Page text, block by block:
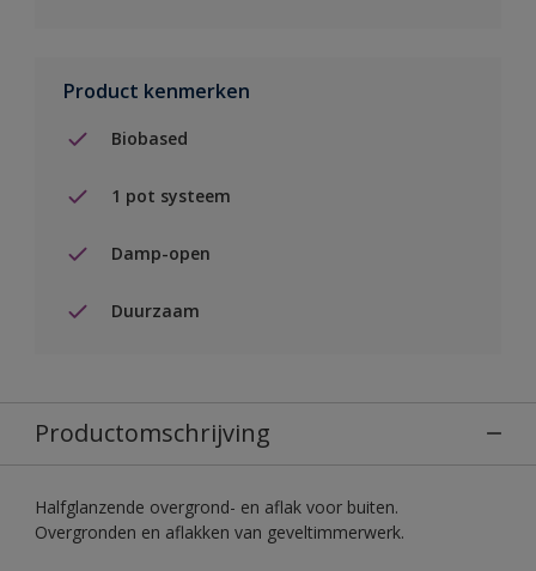
Product kenmerken
Biobased
1 pot systeem
Damp-open
Duurzaam
Productomschrijving
Halfglanzende overgrond- en aflak voor buiten.
Overgronden en aflakken van geveltimmerwerk.